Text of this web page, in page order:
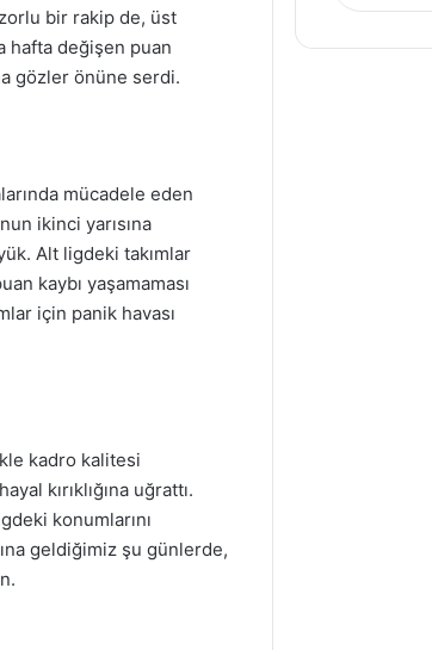
zorlu bir rakip de, üst
hafta değişen puan
gözler önüne serdi.
mücadele eden
ikinci yarısına
Alt ligdeki takımlar
kaybı yaşamaması
için panik havası
kadro kalitesi
kırıklığına uğrattı.
konumlarını
geldiğimiz şu günlerde,